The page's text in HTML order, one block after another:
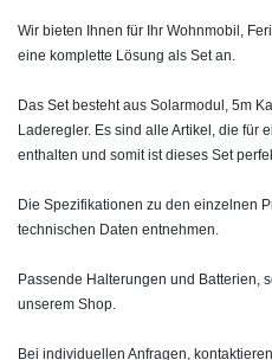
Wir bieten Ihnen für Ihr Wohnmobil,
eine komplette Lösung als Set an.
Das Set besteht aus Solarmodul, 5m
Laderegler. Es sind alle Artikel, die für
enthalten und somit ist dieses Set
Die Spezifikationen zu den einzelnen
technischen Daten entnehmen.
Passende Halterungen und Batterien,
unserem Shop.
Bei individuellen Anfragen,